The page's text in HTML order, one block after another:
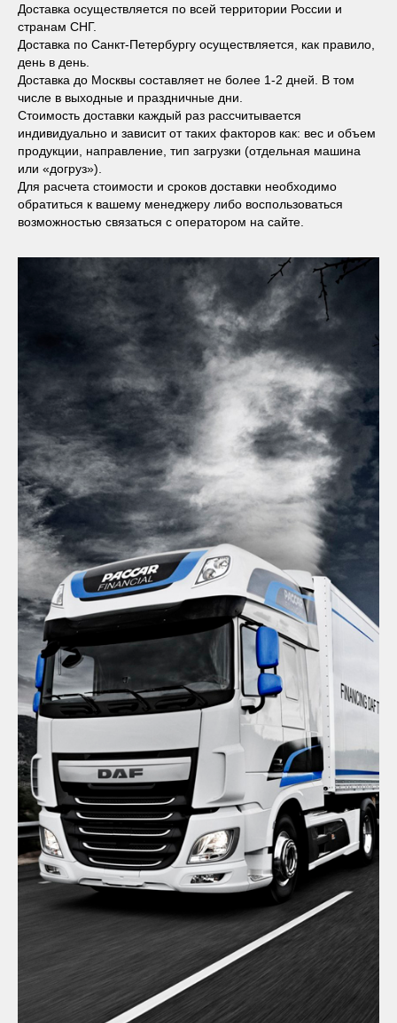
Доставка осуществляется по всей территории России и
странам СНГ.
Доставка по Санкт-Петербургу осуществляется, как правило,
день в день.
Доставка до Москвы составляет не более 1-2 дней. В том
числе в выходные и праздничные дни.
Стоимость доставки каждый раз рассчитывается
индивидуально и зависит от таких факторов как: вес и объем
продукции, направление, тип загрузки (отдельная машина
или «догруз»).
Для расчета стоимости и сроков доставки необходимо
обратиться к вашему менеджеру либо воспользоваться
возможностью связаться с оператором на сайте.